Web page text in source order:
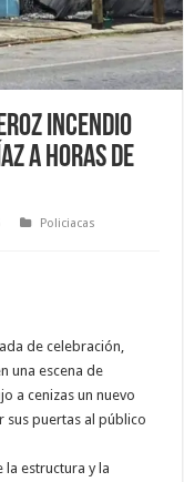
incendio
a horas de
Policiacas
de celebración,
una escena de
a cenizas un nuevo
puertas al público
la estructura y la